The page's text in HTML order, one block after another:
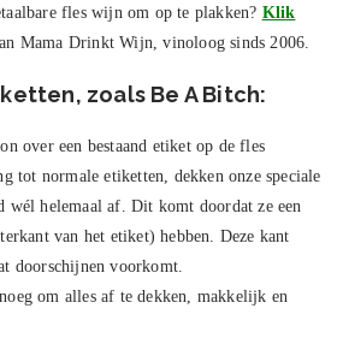
fles wijn om op te plakken? Klik
Mama Drinkt Wijn, vinoloog sinds 2006.
zoals Be A Bitch:
over een bestaand etiket op de fles
tot normale etiketten, dekken onze speciale
wél helemaal af. Dit komt doordat ze een
van het etiket) hebben. Deze kant
doorschijnen voorkomt.
om alles af te dekken, makkelijk en